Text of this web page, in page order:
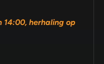
herhaling op